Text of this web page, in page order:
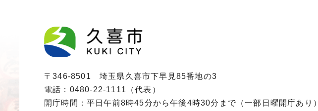
〒346-8501 埼玉県久喜市下早見85番地の3
電話：0480-22-1111（代表）
開庁時間：平日午前8時45分から午後4時30分まで（一部日曜開庁あり）